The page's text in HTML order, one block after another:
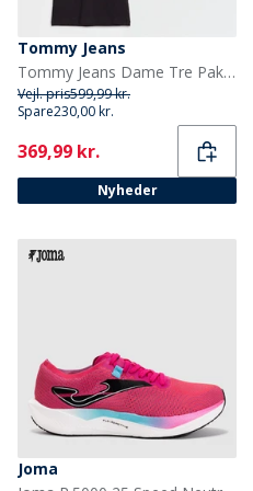
Tommy Jeans
Tommy Jeans Dame Tre Pak V-hals T-shirts Sort/Ecru/Dark Night Navy
Vejl. pris599,99 kr.
Spare230,00 kr.
Current
369,99 kr.
Nyheder
Joma